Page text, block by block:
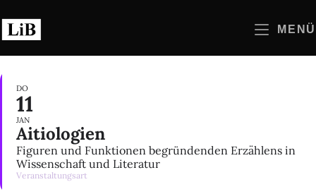
Inhalt
springen
MENÜ
DO
11
JAN
Aitiologien
Figuren und Funktionen begründenden Erzählens in
Wissenschaft und Literatur
Veranstaltungsart